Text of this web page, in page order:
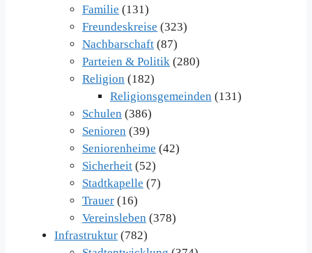
Familie (131)
Freundeskreise (323)
Nachbarschaft (87)
Parteien & Politik (280)
Religion (182)
Religionsgemeinden (131)
Schulen (386)
Senioren (39)
Seniorenheime (42)
Sicherheit (52)
Stadtkapelle (7)
Trauer (16)
Vereinsleben (378)
Infrastruktur (782)